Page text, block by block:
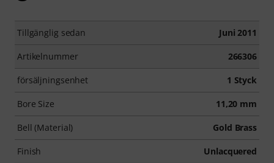
Tillgänglig sedan Juni 2011
Artikelnummer 266306
försäljningsenhet 1 Styck
Bore Size 11,20 mm
Bell (Material) Gold Brass
Finish Unlacquered